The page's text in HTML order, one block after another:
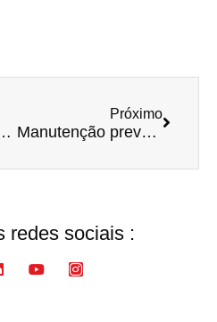
Sem Dor de Cabeça: Um Guia para Eletricistas!
Próximo
Manutenção preventiva de mangueiras pneumáticas: o que você precisa inspecionar regularmente
redes sociais :​